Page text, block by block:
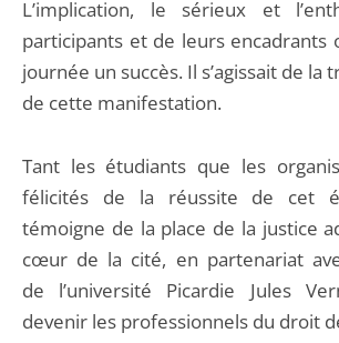
L’implication, le sérieux et
participants et de leurs encadrants
journée un succès. Il s’agissait de la
de cette manifestation.
Tant les étudiants que les
félicités de la réussite de cet
témoigne de la place de la justice
cœur de la cité, en partenariat
de l’université Picardie Jules
devenir les professionnels du droit